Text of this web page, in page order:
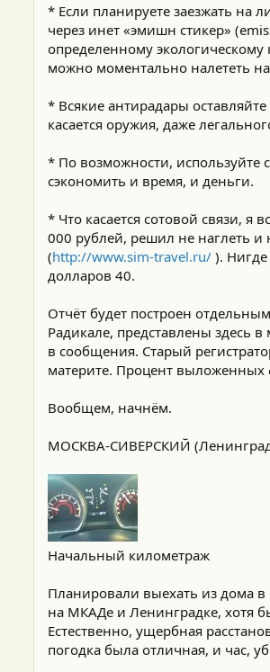
* Если планируете заезжать на
через инет «эмишн стикер»
определенному
можно моментально налететь
* Всякие антирадары
касается оружия, даже
* По возможности, используйте
сэкономить и время, и деньги.
* Что касается сотовой связи, я
000 рублей, решил не наглеть и
(http://www.sim-travel.ru/ ). Нигде
долларов 40.
Отчёт будет построен
Радикале, представлены здесь
в сообщения. Старый
материте. Процент выложенных
Вообщем, начнём.
МОСКВА-СИВЕРСКИЙ
Начальный километраж
Планировали выехать из дома
на МКАДе и Ленинградке, хотя
Естественно, ущербная
погодка была отличная, и час,